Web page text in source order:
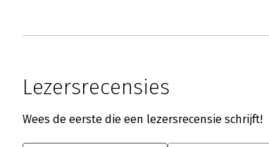
Lezersrecensies
Wees de eerste die een lezersrecensie schrijft!